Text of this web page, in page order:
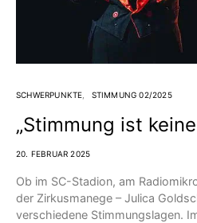
SCHWERPUNKTE STIMMUNG 02/2025
„Stimmung ist
20. FEBRUAR 2025
Ob im SC-Stadion, am
der Zirkusmanege – Julica
verschiedene Stimmungslagen.